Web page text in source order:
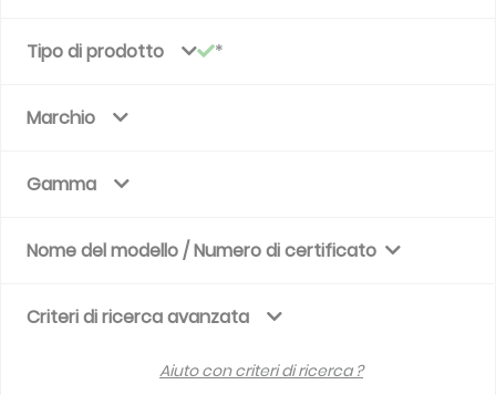
Tipo di prodotto
Marchio
Gamma
Nome del modello / Numero di certificato
Criteri di ricerca avanzata
Aiuto con criteri di ricerca ?